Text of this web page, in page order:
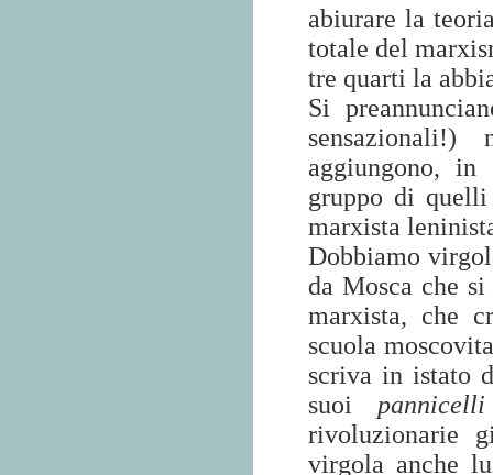
abiurare la
totale del
tre quarti la
Si
aggiungono,
gruppo di
marxista
Dobbiamo
da Mosca che
marxista, che
scuola
scriva in istato
suoi
rivoluzionarie
virgola anche